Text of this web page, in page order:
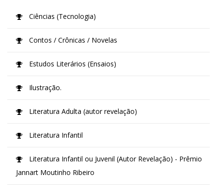
Ciências (Tecnologia)
Contos / Crônicas / Novelas
Estudos Literários (Ensaios)
Ilustração.
Literatura Adulta (autor revelação)
Literatura Infantil
Literatura Infantil ou Juvenil (Autor Revelação) - Prêmio
Jannart Moutinho Ribeiro